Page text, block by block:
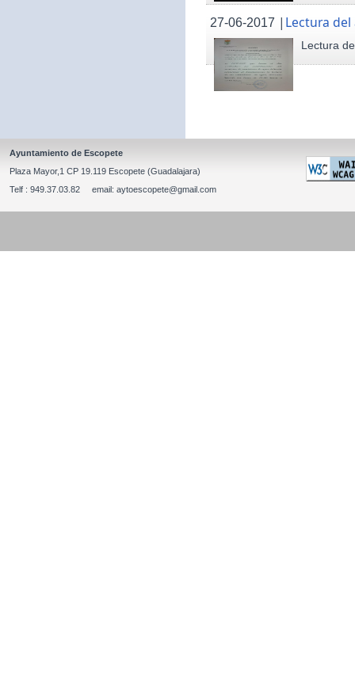
27-06-2017 | Lectura del
Lectura
Ayuntamiento de Escopete
Plaza Mayor,1 CP 19.119 Escopete (Guadalajara)
Telf : 949.37.03.82 email: aytoescopete@gmail.com